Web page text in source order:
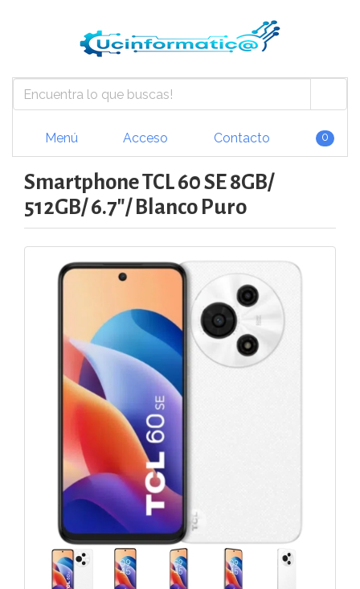
Menú Acceso Contacto 0
Smartphone TCL 60 SE 8GB/
512GB/ 6.7"/ Blanco Puro